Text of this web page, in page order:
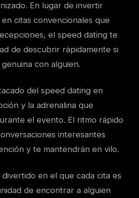
En lugar de invertir
citas convencionales que
el speed dating te
de descubrir rápidamente si
con alguien.
del speed dating en
y la adrenalina que
el evento. El ritmo rápido
interesantes
y te mantendrán en vilo.
divertido en el que cada cita es
de encontrar a alguien